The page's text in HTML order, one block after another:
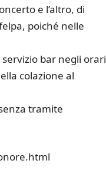
e l’altro, di
poiché nelle
bar negli orari
colazione al
tramite